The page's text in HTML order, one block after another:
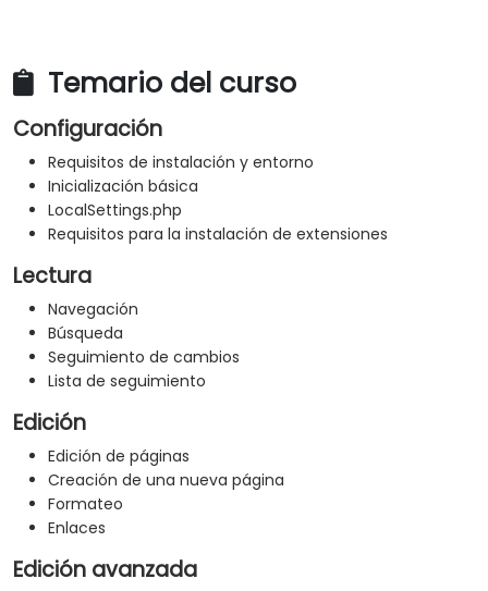
Temario del curso
Configuración
Requisitos de instalación y entorno
Inicialización básica
LocalSettings.php
Requisitos para la instalación de extensiones
Lectura
Navegación
Búsqueda
Seguimiento de cambios
Lista de seguimiento
Edición
Edición de páginas
Creación de una nueva página
Formateo
Enlaces
Edición avanzada